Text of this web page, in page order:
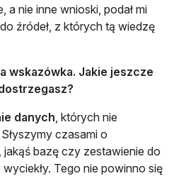
a nie inne wnioski, podał mi
źródeł, z których tą wiedzę
wskazówka. Jakie jeszcze
danych , których nie
czasami o
jakąś bazę czy zestawienie do
Tego nie powinno się